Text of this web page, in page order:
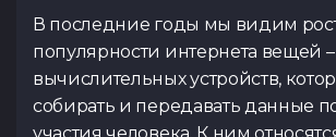
В последние годы мы видим
популярности интернета вещей
вычислительных устройств,
собирать и передавать данные
В